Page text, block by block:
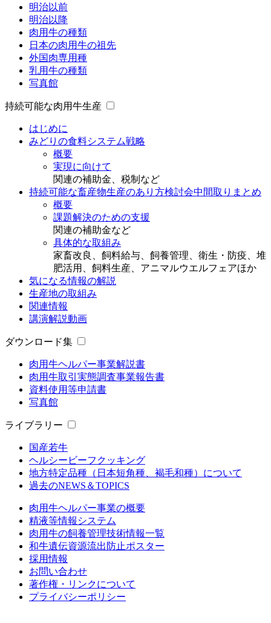
明治以前
明治以降
肉用牛の種類
日本の肉用牛の祖先
外国肉専用種
乳用牛の種類
写真館
持続可能な肉用牛生産
はじめに
みどりの食料システム戦略
概要
実現に向けて
関連の補助金、税制など
持続可能な畜産物生産のあり方検討会中間取りまとめ
概要
課題解決のための支援
関連の補助金など
具体的な取組み
家畜改良、飼料給与、飼養管理、衛生・防疫、堆
肥活用、飼料生産、アニマルウエルフェアほか
気になる情報の解説
生産地の取組み
関連情報
講演解説動画
ダウンロード集
肉用牛ヘルパー事業解説書
肉用牛取引実態調査事業報告書
資料使用等申請書
写真館
ライブラリー
国産若牛
ヘルシービーフクッキング
地方特定品種（日本短角種、褐毛和種）について
過去のNEWS＆TOPICS
肉用牛ヘルパー事業の概要
精液等情報システム
肉用牛の飼養管理技術情報一覧
和牛遺伝資源流出防止ポスター
採用情報
お問い合わせ
著作権・リンクについて
プライバシーポリシー